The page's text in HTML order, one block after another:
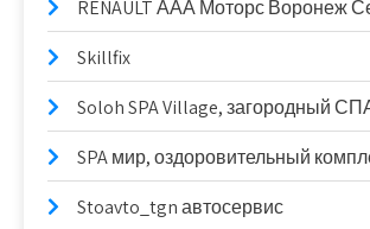
RENAULT ААА Моторс Воронеж
Skillfix
Soloh SPA Village, загородный
SPA мир, оздоровительный
Stoavto_tgn автосервис